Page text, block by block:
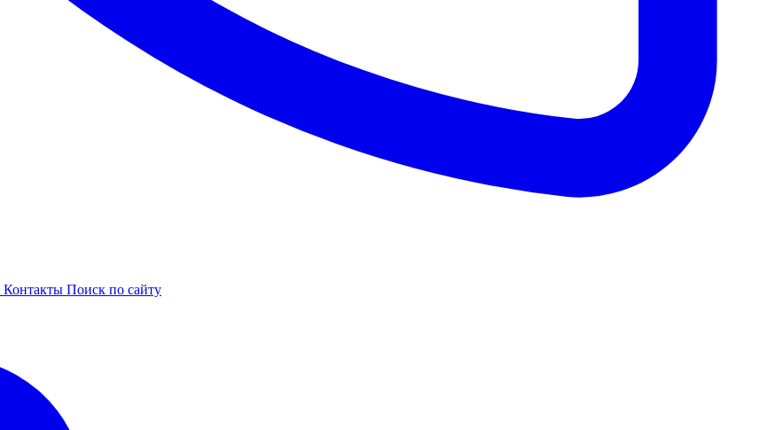
Контакты Поиск по сайту